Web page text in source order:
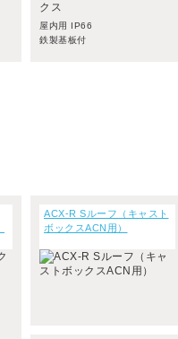
屋内用 IP66
鉄製基板付
ACX-R Sルーフ（キャスト
ボックスACN用）